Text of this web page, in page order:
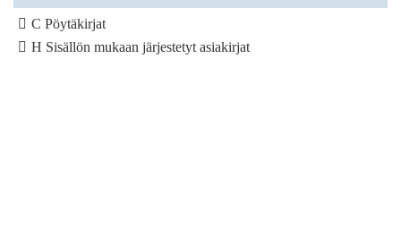
C Pöytäkirjat
H Sisällön mukaan järjestetyt asiakirjat